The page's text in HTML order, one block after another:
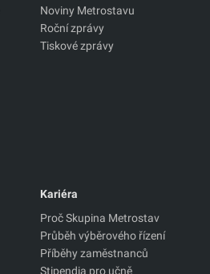
Noviny Metrostavu
Roční zprávy
Tiskové zprávy
Kariéra
Proč Skupina Metrostav
Průběh výběrového řízení
Příběhy zaměstnanců
Stipendia pro učně